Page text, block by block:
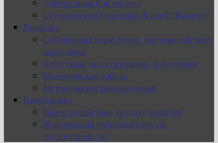
Электронная библиотека
Студенческий спортивный клуб “Вымпел”
Педагогу
Соблюдение норм этики, противодействие
коррупции
Аттестация педагогических работников
Методическая работа
Методические рекомендации
Выпускнику
Центр содействия трудоустройству
Информация работодателям по
трудоустройству